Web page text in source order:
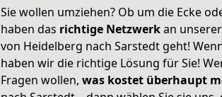
Sie wollen umziehen? Ob um die Ecke
haben das richtige Netzwerkan
von Heidelberg nach Sarstedt geht!
haben wir die richtige Lösung für Sie!
Fragen wollen, was kostet überhaupt